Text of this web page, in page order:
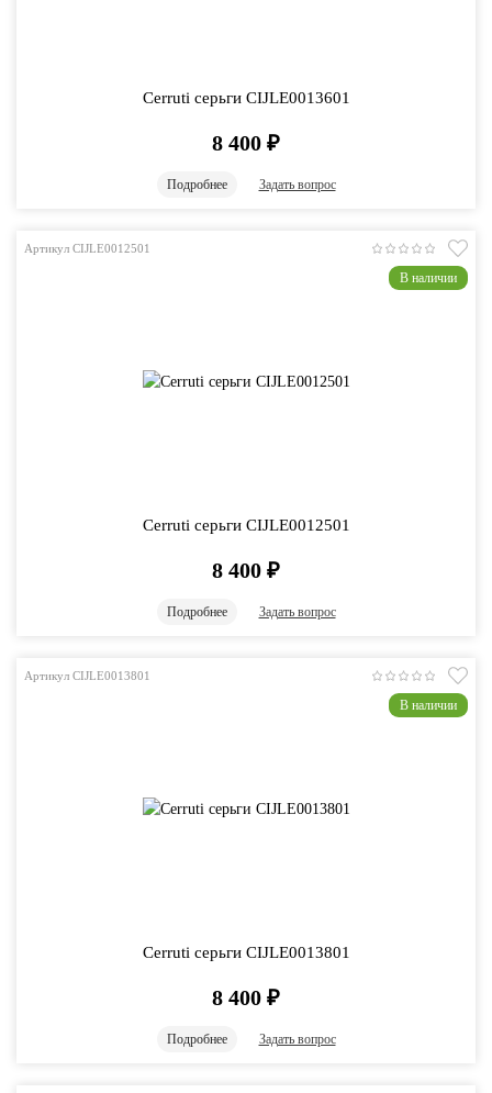
Cerruti серьги CIJLE0013601
8 400 ₽
Подробнее Задать вопрос
Артикул CIJLE0012501
В наличии
Cerruti серьги CIJLE0012501
8 400 ₽
Подробнее Задать вопрос
Артикул CIJLE0013801
В наличии
Cerruti серьги CIJLE0013801
8 400 ₽
Подробнее Задать вопрос